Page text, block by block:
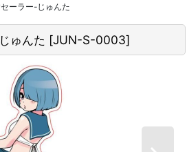
ーラー-じゅんた
ゅんた [JUN-S-0003]